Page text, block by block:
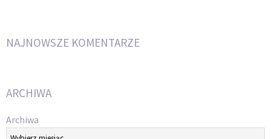
NAJNOWSZE KOMENTARZE
ARCHIWA
Archiwa